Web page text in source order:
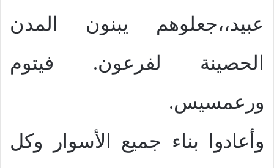
عبيد،،جعلوهم يبنون المدن
الحصينة لفرعون. فيتوم
ورعمسيس.
وأعادوا بناء جميع الأسوار وكل